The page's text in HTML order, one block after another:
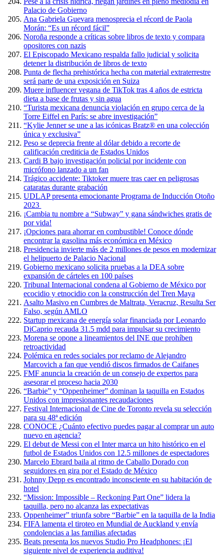
Palacio de Gobierno
Ana Gabriela Guevara menosprecia el récord de Paola
Morán: “Es un récord fácil”
Noroña responde a críticas sobre libros de texto y compara
opositores con nazis
El Episcopado Mexicano respalda fallo judicial y solicita
detener la distribución de libros de texto
Punta de flecha prehistórica hecha con material extraterrestre
será parte de una exposición en Suiza
Muere influencer vegana de TikTok tras 4 años de estricta
dieta a base de frutas y sin agua
“Turista mexicana denuncia violación en grupo cerca de la
Torre Eiffel en París: se abre investigación”
“Kylie Jenner se une a las icónicas Bratz® en una colección
única y exclusiva”
Peso se deprecia frente al dólar debido a recorte de
calificación crediticia de Estados Unidos
Cardi B bajo investigación policial por incidente con
micrófono lanzado a un fan
Trágico accidente: Tiktoker muere tras caer en peligrosas
cataratas durante grabación
UDLAP presenta emocionante Programa de Inducción Otoño
2023
¡Cambia tu nombre a “Subway” y gana sándwiches gratis de
por vida!
¡Opciones para ahorrar en combustible! Conoce dónde
encontrar la gasolina más económica en México
Presidencia invierte más de 2 millones de pesos en modernizar
el helipuerto de Palacio Nacional
Gobierno mexicano solicita pruebas a la DEA sobre
expansión de cárteles en 100 países
Tribunal Internacional condena al Gobierno de México por
ecocidio y etnocidio con la construcción del Tren Maya
Asalto Masivo en Cumbres de Maltrata, Veracruz, Resulta Ser
Falso, según AMLO
Startup mexicana de energía solar financiada por Leonardo
DiCaprio recauda 31.5 mdd para impulsar su crecimiento
Morena se opone a lineamientos del INE que prohíben
retroactividad
Polémica en redes sociales por reclamo de Alejandro
Marcovich a fan que vendió discos firmados de Caifanes
FMF anuncia la creación de un consejo de expertos para
asesorar el proceso hacia 2030
“Barbie” y “Oppenheimer” dominan la taquilla en Estados
Unidos con impresionantes recaudaciones
Festival Internacional de Cine de Toronto revela su selección
para su 48ª edición
CONOCE ¿Cuánto efectivo puedes pagar al comprar un auto
nuevo en agencia?
El debut de Messi con el Inter marca un hito histórico en el
futbol de Estados Unidos con 12.5 millones de espectadores
Marcelo Ebrard baila al ritmo de Caballo Dorado con
seguidores en gira por el Estado de México
Johnny Depp es encontrado inconsciente en su habitación de
hotel
“Mission: Impossible – Reckoning Part One” lidera la
taquilla, pero no alcanza las expectativas
Oppenheimer” triunfa sobre “Barbie” en la taquilla de la India
FIFA lamenta el tiroteo en Mundial de Auckland y envía
condolencias a las familias afectadas
Beats presenta los nuevos Studio Pro Headphones: ¡El
siguiente nivel de experiencia auditiva!